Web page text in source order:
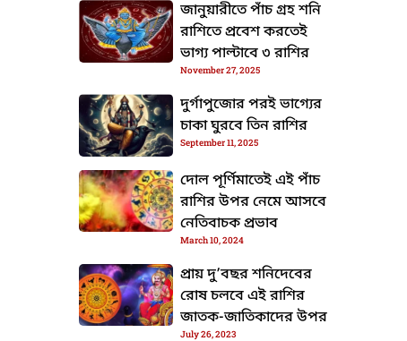
জানুয়ারীতে পাঁচ গ্রহ শনি
রাশিতে প্রবেশ করতেই
ভাগ্য পাল্টাবে ৩ রাশির
November 27, 2025
দুর্গাপুজোর পরই ভাগ্যের
চাকা ঘুরবে তিন রাশির
September 11, 2025
দোল পূর্ণিমাতেই এই পাঁচ
রাশির উপর নেমে আসবে
নেতিবাচক প্রভাব
March 10, 2024
প্রায় দু’বছর শনিদেবের
রোষ চলবে এই রাশির
জাতক-জাতিকাদের উপর
July 26, 2023